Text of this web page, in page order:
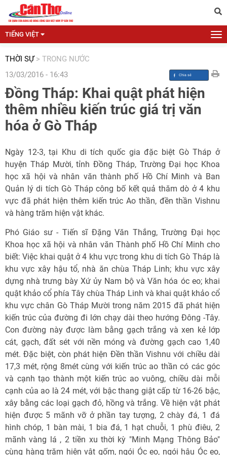
TIẾNG VIỆT
THỜI SỰ > TRONG NƯỚC
13/03/2016 - 16:43
Đồng Tháp: Khai quật phát hiện
thêm nhiều kiến trúc giá trị văn
hóa ở Gò Tháp
Ngày 12-3, tại Khu di tích quốc gia đặc biệt Gò Tháp ở
huyện Tháp Mười, tỉnh Đồng Tháp, Trường Đại học Khoa
học xã hội và nhân văn thành phố Hồ Chí Minh và Ban
Quản lý di tích Gò Tháp công bố kết quả thăm dò ở 4 khu
vực đã phát hiện thêm kiến trúc Ao thần, đền thần Vishnu
và hàng trăm hiện vật khác.
Phó Giáo sư - Tiến sĩ Đặng Văn Thắng, Trường Đại học
Khoa học xã hội và nhân văn Thành phố Hồ Chí Minh cho
biết: Việc khai quật ở 4 khu vực trong khu di tích Gò Tháp là
khu vực xây hậu tổ, nhà ăn chùa Tháp Linh; khu vực xây
dựng nhà trưng bày Xứ ủy Nam bộ và Văn hóa óc eo; khai
quật khảo cổ phía Tây chùa Tháp Linh và khai quật khảo cổ
khu vực chân Gò Tháp Mười trong năm 2015 đã phát hiện
kiến trúc của đường đi lớn chạy dài theo hướng Đông -Tây.
Con đường này được làm bằng gạch trắng và xen kẻ lớp
cát, gạch, đất sét với nền móng và đường gạch cao 1,40
mét. Đặc biệt, còn phát hiện Đền thần Vishnu với chiều dài
17,3 mét, rộng 8mét cùng với kiến trúc ao thần có các góc
và cạnh tạo thành một kiến trúc ao vuông, chiều dài mỗi
cạnh của ao là 24 mét, với bậc thang giật cấp từ 16-26 bậc,
xây bằng các loại gạch đỏ, hồng và trắng. Về hiện vật phát
hiện được 5 mãnh vỡ ở phần tay tượng, 2 chày đá, 1 đá
hình chóp, 1 bàn mài, 1 bia đá, 1 hạt chuỗi, 1 phù điêu, 2
mãnh vàng lá , 2 tiền xu thời kỳ "Minh Mạng Thông Bảo"
cùng hàng trăm hiện vật gốm, ngói Óc eo, ngói hậu Óc eo,